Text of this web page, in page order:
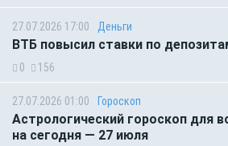
27.07.2026 17:00 Деньги
ВТБ повысил ставки по
0 156
27.07.2026 01:00 Гороскоп
Астрологический гороскоп для
на сегодня — 27 июля